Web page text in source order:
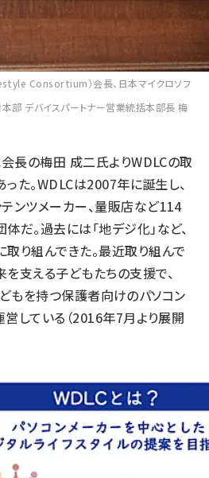
Consortium）会長、日本マイクロソフ
部 デバイスパートナー営業統括本部長 梅
長の梅田 成二氏よりWDLCの取
た。WDLCは2007年に誕生し、
ンツメーカー、量販店など114
だ。過去には「地デジ化」など、
り組んできた。最近取り組んで
支える子どもたちの支援で、
もを持つ保護者向けのパソコン
している（2016年7月より展開